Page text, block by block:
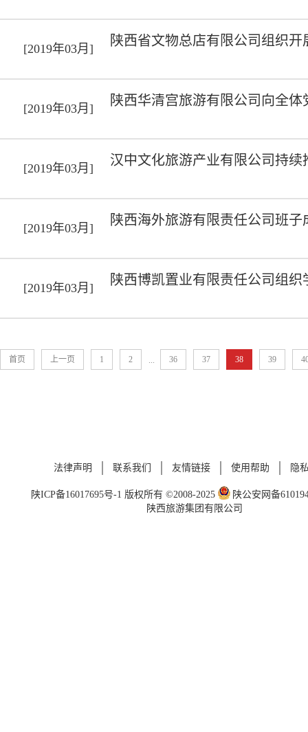
[2019年03月]
陕西省文物总店有限公司组织开
[2019年03月]
陕西华清宫旅游有限公司向全
[2019年03月]
汉中文化旅游产业有限公司持续
[2019年03月]
陕西海外旅游有限责任公司班
[2019年03月]
陕西博凯置业有限责任公司组
首页 上一页 1 2 36 37 38 39
法律声明 联系我们 友情链接 使用帮助 隐
陕ICP备16017695号-1 版权所有 ©2008-2025
陕公安网备
陕西旅游集团有限公司